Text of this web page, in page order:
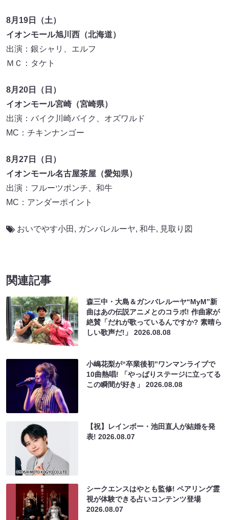
8月19日（土）
イオンモール旭川西（北海道）
出演：銀シャリ、エルフ
ＭＣ：タケト
8月20日（日）
イオンモール宮崎（宮崎県）
出演：バイク川崎バイク、オズワルド
MC：チキンナンゴー
8月27日（日）
イオンモール名古屋茶屋（愛知県）
出演：フルーツポンチ、和牛
MC：アンダーポイント
おいでやす小田 , ガンバレルーヤ, 和牛, 見取り図
関連記事
森三中・大島＆ガンバレルーヤ“MyM”新
曲はあの伝説アニメとのコラボ! 作曲家が
絶賛「だれが歌っているんですか? 素晴ら
しい歌声だ!」2026.08.08
小嶋花梨が“卒業後初”ワンマンライブで
10曲熱唱! 「やっぱりステージに立ってる
この瞬間が好き」2026.08.08
【祝】レインボー・池田直人が結婚を発
表!2026.08.07
シークエンスはやとも監修! ペアリング霊
視が体験できる占いコンテンツ登場
2026.08.07